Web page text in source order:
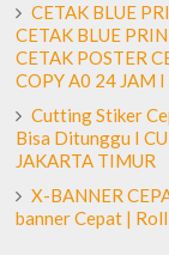
CETAK BLUE
CETAK BLUE
CETAK POSTER
COPY A0 24 JAM
Cutting Stiker
Bisa Ditunggu I
JAKARTA TIMUR
X-BANNER
banner Cepat |